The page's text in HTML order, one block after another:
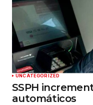
Guardar mi
web en este
haga un
Enviar
UNCATEGORIZED
SSPH
automáticos